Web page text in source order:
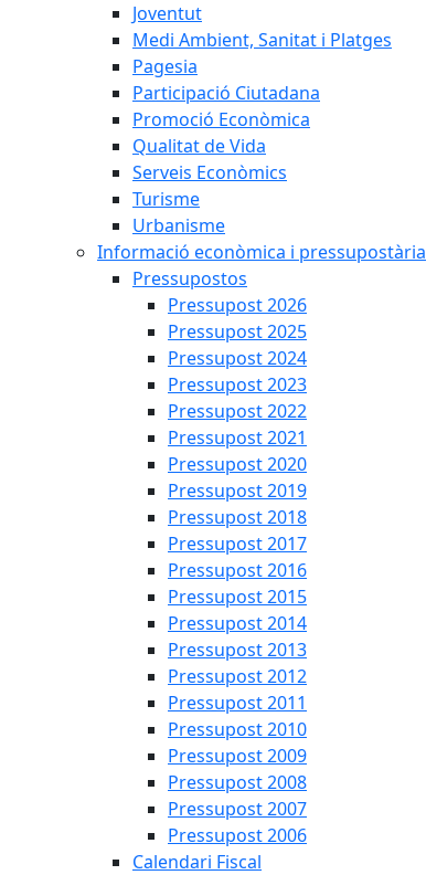
Joventut
Medi Ambient, Sanitat i Platges
Pagesia
Participació Ciutadana
Promoció Econòmica
Qualitat de Vida
Serveis Econòmics
Turisme
Urbanisme
Informació econòmica i pressupostària
Pressupostos
Pressupost 2026
Pressupost 2025
Pressupost 2024
Pressupost 2023
Pressupost 2022
Pressupost 2021
Pressupost 2020
Pressupost 2019
Pressupost 2018
Pressupost 2017
Pressupost 2016
Pressupost 2015
Pressupost 2014
Pressupost 2013
Pressupost 2012
Pressupost 2011
Pressupost 2010
Pressupost 2009
Pressupost 2008
Pressupost 2007
Pressupost 2006
Calendari Fiscal